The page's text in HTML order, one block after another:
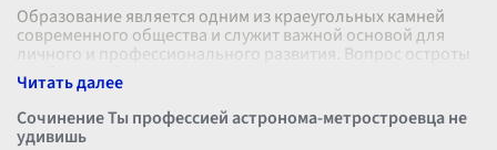
Образование является одним из краеугольных камней
современного общества и служит важной основой для
личного и профессионального развития. Вопрос остроты
проблемы образования занима
Сочинение Ты профессией астронома-метростроевца не
удивишь